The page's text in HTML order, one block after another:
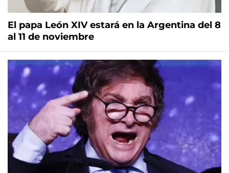
El papa León XIV estará en la Argentina del 8
al 11 de noviembre